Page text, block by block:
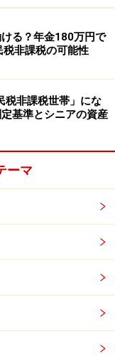
上限に、家族構成
なっています。
算する上では、ど
どうかがポイント
、以下のような所
なります。
別）控除も扶養控
適用がある
の扶養控除が受け
る？年金180万円で
税非課税の可能性
税非課税世帯」にな
基準とシニアの資産
ーマ